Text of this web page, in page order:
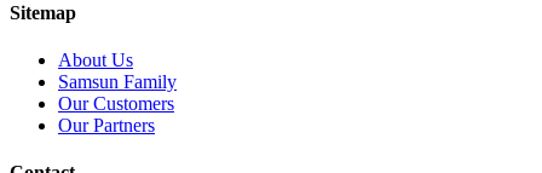
Sitemap
About Us
Samsun Family
Our Customers
Our Partners